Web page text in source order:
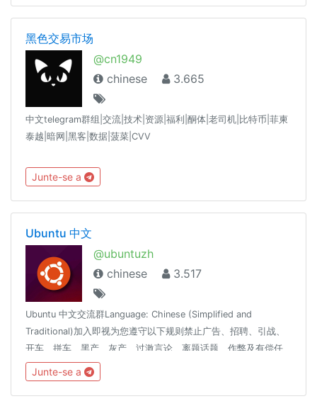
导：https://t.me/FHLMALL生活频道：https://t.me/FHLMLIFE
黑色交易市场
@cn1949
chinese
3.665
中文telegram群组|交流|技术|资源|福利|酮体|老司机|比特币|菲柬
泰越|暗网|黑客|数据|菠菜|CVV
Junte-se a
Ubuntu 中文
@ubuntuzh
chinese
3.517
Ubuntu 中文交流群Language: Chinese (Simplified and
Traditional)加入即视为您遵守以下规则禁止广告、招聘、引战、
开车、拼车、黑产、灰产、过激言论、离题话题、作弊及有偿任
务，将警告或封禁。吹水请移步： @coder_ot本群使用SCP-
079，相关SPAM处理标准请见：https://scp-079.org/rule误封
申诉： @SCP_079_TICKET_BOT友情联盟： @coderzh
Junte-se a